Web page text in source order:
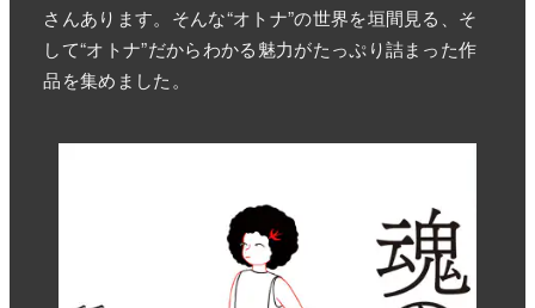
さんあります。そんな“オトナ”の世界を垣間見る、そ
して“オトナ”だからわかる魅力がたっぷり詰まった作
品を集めました。